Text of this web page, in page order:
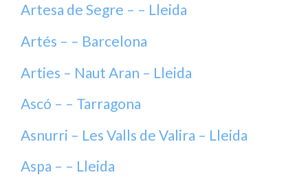
Artesa de Segre – – Lleida
Artés – – Barcelona
Arties – Naut Aran – Lleida
Ascó – – Tarragona
Asnurri – Les Valls de Valira – Lleida
Aspa – – Lleida